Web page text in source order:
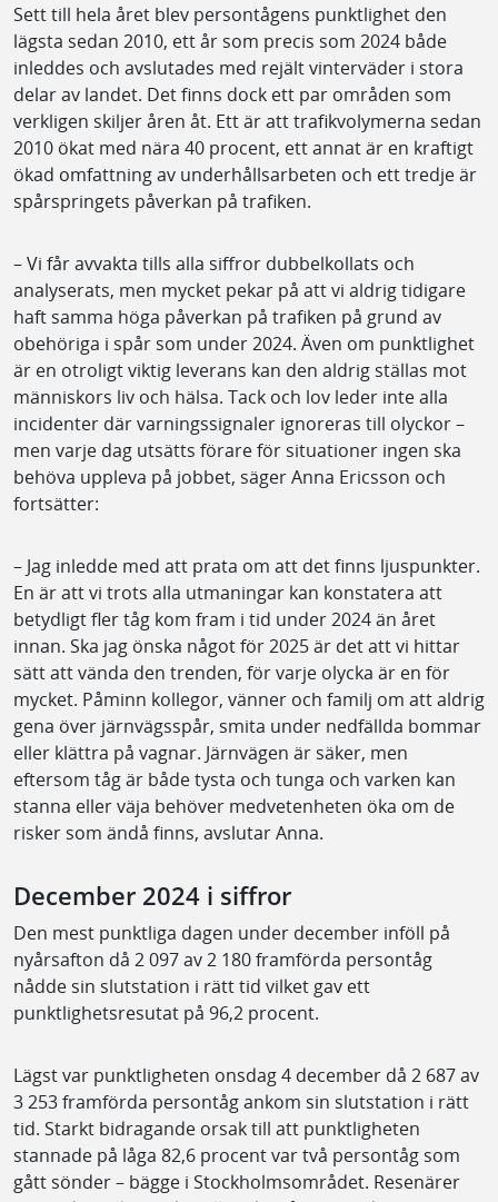
Sett till hela året blev persontågens punktlighet den
lägsta sedan 2010, ett år som precis som 2024 både
inleddes och avslutades med rejält vinterväder i stora
delar av landet. Det finns dock ett par områden som
verkligen skiljer åren åt. Ett är att trafikvolymerna sedan
2010 ökat med nära 40 procent, ett annat är en kraftigt
ökad omfattning av underhållsarbeten och ett tredje är
spårspringets påverkan på trafiken.
– Vi får avvakta tills alla siffror dubbelkollats och
analyserats, men mycket pekar på att vi aldrig tidigare
haft samma höga påverkan på trafiken på grund av
obehöriga i spår som under 2024. Även om punktlighet
är en otroligt viktig leverans kan den aldrig ställas mot
människors liv och hälsa. Tack och lov leder inte alla
incidenter där varningssignaler ignoreras till olyckor –
men varje dag utsätts förare för situationer ingen ska
behöva uppleva på jobbet, säger Anna Ericsson och
fortsätter:
– Jag inledde med att prata om att det finns ljuspunkter.
En är att vi trots alla utmaningar kan konstatera att
betydligt fler tåg kom fram i tid under 2024 än året
innan. Ska jag önska något för 2025 är det att vi hittar
sätt att vända den trenden, för varje olycka är en för
mycket. Påminn kollegor, vänner och familj om att aldrig
gena över järnvägsspår, smita under nedfällda bommar
eller klättra på vagnar. Järnvägen är säker, men
eftersom tåg är både tysta och tunga och varken kan
stanna eller väja behöver medvetenheten öka om de
risker som ändå finns, avslutar Anna.
December 2024 i siffror
Den mest punktliga dagen under december inföll på
nyårsafton då 2 097 av 2 180 framförda persontåg
nådde sin slutstation i rätt tid vilket gav ett
punktlighetsresutat på 96,2 procent.
Lägst var punktligheten onsdag 4 december då 2 687 av
3 253 framförda persontåg ankom sin slutstation i rätt
tid. Starkt bidragande orsak till att punktligheten
stannade på låga 82,6 procent var två persontåg som
gått sönder – bägge i Stockholmsområdet. Resenärer